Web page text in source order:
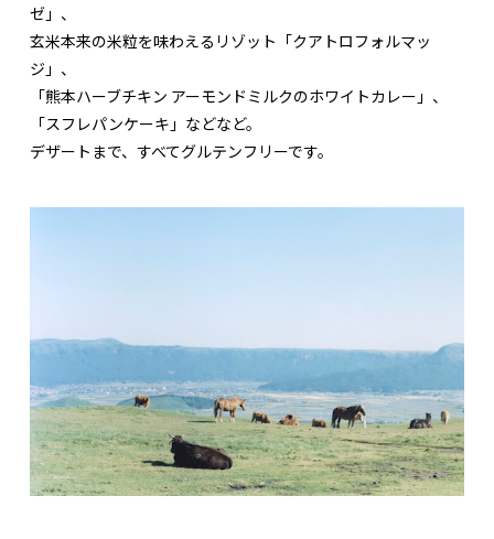
ゼ」、
玄米本来の米粒を味わえるリゾット「クアトロフォルマッ
ジ」、
「熊本ハーブチキン アーモンドミルクのホワイトカレー」、
「スフレパンケーキ」などなど。
デザートまで、すべてグルテンフリーです。